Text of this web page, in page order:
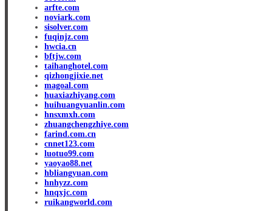
arfte.com
noviark.com
sisolver.com
fuqinjz.com
hwcia.cn
bftjw.com
taihanghotel.com
qizhongjixie.net
magoal.com
huaxiazhiyang.com
huihuangyuanlin.com
hnsxmxh.com
zhuangchengzhiye.com
farind.com.cn
cnnet123.com
luotuo99.com
yaoyao88.net
hbliangyuan.com
hnhyzz.com
hnqxjc.com
ruikangworld.com